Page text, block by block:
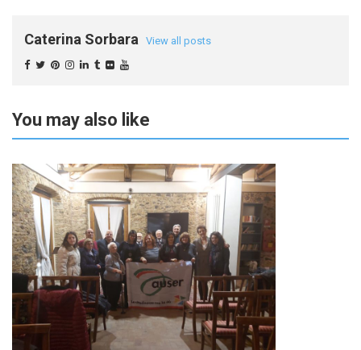
Caterina Sorbara View all posts
You may also like